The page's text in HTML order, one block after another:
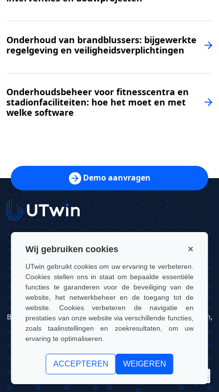
Wij gebruiken cookies ×
UTwin gebruikt cookies om uw ervaring te verbeteren.
Cookies stellen ons in staat om bepaalde essentiële
functies te garanderen voor de beveiliging van de
website, het netwerkbeheer en de toegang tot de
website. Cookies verbeteren de navigatie en
prestaties van onze website via verschillende functies,
zoals taalinstellingen en zoekresultaten, om uw
ervaring te optimaliseren.
ACCEPTEREN WEIGEREN
Onderhoud van brandblussers: bijgewerkte
regelgeving en veiligheidsverplichtingen
Onderhoudsbeheer voor fitnesscentra en
stadionfaciliteiten: hoe het moet en met
welke software
Demo aanvragen
UTwin S.r.l.
Contact: info@utwin.it
BTW: 12255450012
Juridisch adres: Via Davide Bertolotti, 7, 10121, Turijn, Italië
Bedrijfsadres: OGR Tech, Corso Castelfidardo 22, 10128, Turijn,
Italië
UTwin S.r.l. | © UTWIN 2026, alle rechten voorbehouden